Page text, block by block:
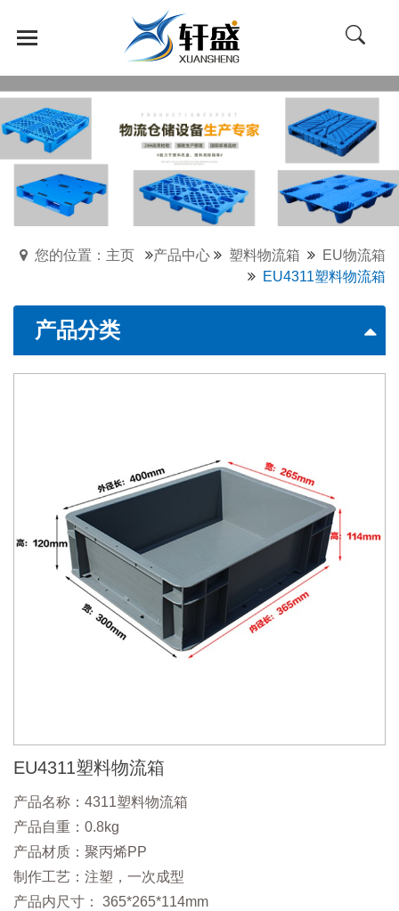
您的位置：主页 产品中心 塑料物流箱
EU物流箱
EU4311塑料物流箱
产品分类
EU4311塑料物流箱
产品名称：4311塑料物流箱
产品自重：0.8kg
产品材质：聚丙烯PP
制作工艺：注塑，一次成型
产品内尺寸： 365*265*114mm